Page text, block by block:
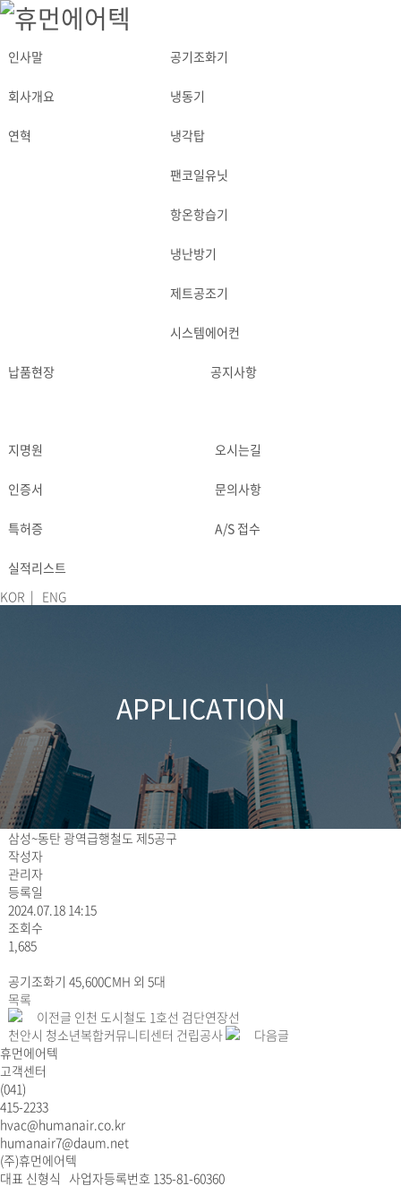
인사말
회사개요
연혁
공기조화기
냉동기
냉각탑
팬코일유닛
항온항습기
냉난방기
제트공조기
시스템에어컨
납품현장 공지사항
지명원
인증서
특허증
실적리스트
오시는길
문의사항
A/S 접수
KOR | ENG
APPLICATION
삼성~동탄 광역급행철도 제5공구
작성자
관리자
등록일
2024.07.18 14:15
조회수
1,685
공기조화기 45,600CMH 외 5대
목록
이전글 인천 도시철도 1호선 검단연장선
천안시 청소년복합커뮤니티센터 건립공사
다음글
휴먼에어텍
고객센터
(041)
415-2233
hvac@humanair.co.kr
humanair7@daum.net
(주)휴먼에어텍
대표 신형식 사업자등록번호 135-81-60360